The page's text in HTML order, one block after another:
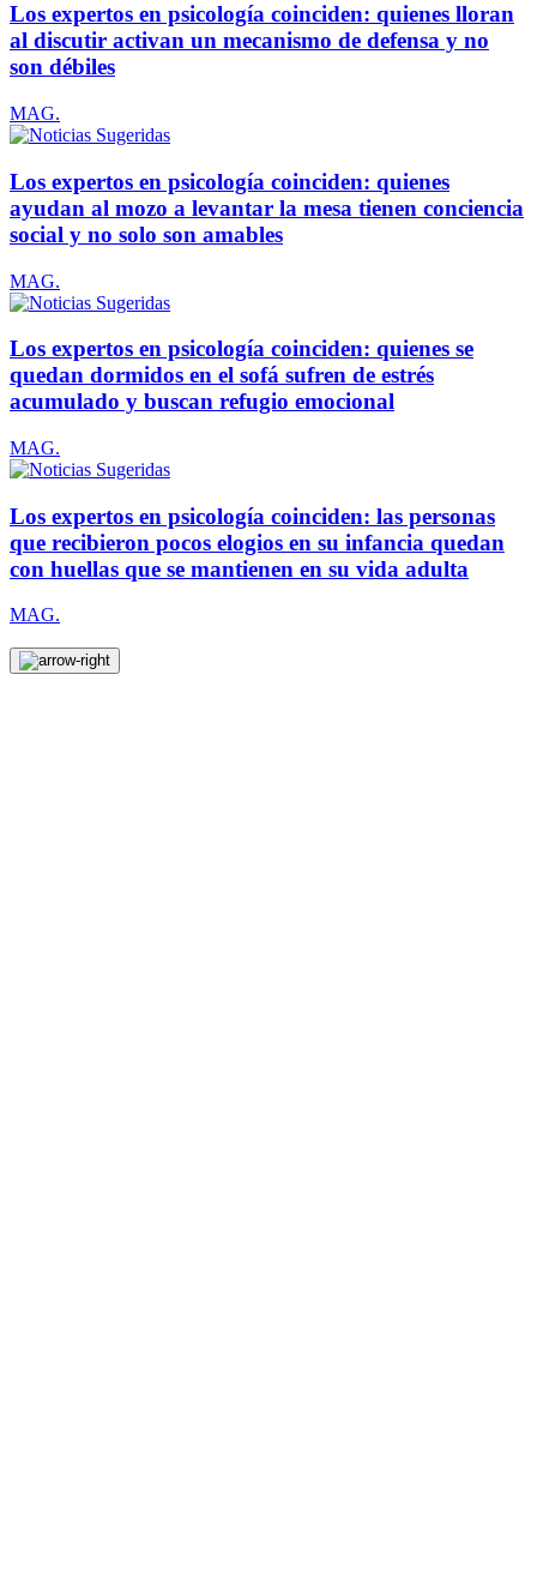
Los expertos en psicología coinciden: quienes lloran
al discutir activan un mecanismo de defensa y no
son débiles
MAG.
Los expertos en psicología coinciden: quienes
ayudan al mozo a levantar la mesa tienen conciencia
social y no solo son amables
MAG.
Los expertos en psicología coinciden: quienes se
quedan dormidos en el sofá sufren de estrés
acumulado y buscan refugio emocional
MAG.
Los expertos en psicología coinciden: las personas
que recibieron pocos elogios en su infancia quedan
con huellas que se mantienen en su vida adulta
MAG.